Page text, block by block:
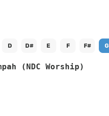
D D# E F F# G
(NDC Worship)